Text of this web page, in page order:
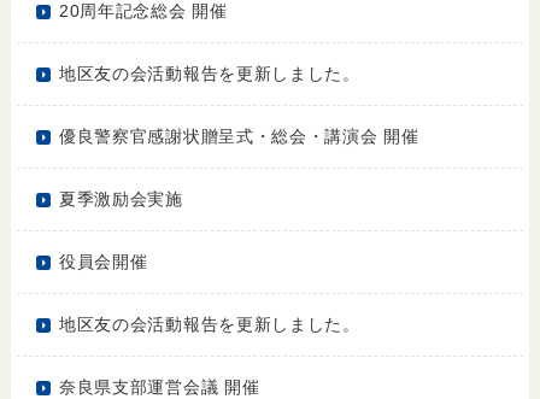
20周年記念総会 開催
地区友の会活動報告を更新しました。
優良警察官感謝状贈呈式・総会・講演会 開催
夏季激励会実施
役員会開催
地区友の会活動報告を更新しました。
奈良県支部運営会議 開催